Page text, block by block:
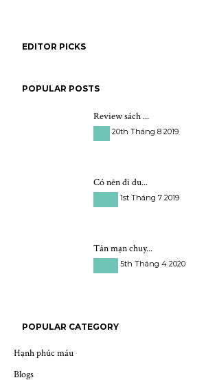
EDITOR PICKS
POPULAR POSTS
Review sách ...
20th Tháng 8 2019
Có nên đi du...
1st Tháng 7 2019
Tản mạn chuy...
5th Tháng 4 2020
POPULAR CATEGORY
Hạnh phúc máu
Blogs